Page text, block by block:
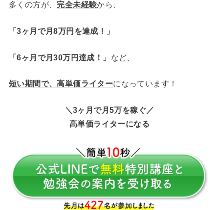
多くの方が、 完全未経験から、
「3ヶ月で月8万円を達成！」
「6ヶ月で月30万円達成！」 など、
短い期間で、高単価ライターになっています！
＼3ヶ月で月5万を稼ぐ／
高単価ライターになる